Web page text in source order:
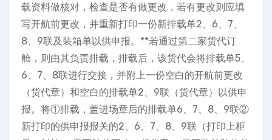
载资料做核对，检查是否有做更改，若有更改则应填
写开航前更改，并重新打印一份新排载单2、6、7、
8、9联及装箱单以供申报。**若通过第二家货代订
舱，则由其负责排载，排载后，该货代会将排载单5、
6、7、8联进行交接，并附上一份空白的开航前更改
（货代章）和空白的排载单2、9联（货代章）以供申
报。将①排载，盖进场章后的排载单6、7、8、9联②
新打印的供申报报关的2、6、7、8、9联（打印上柜